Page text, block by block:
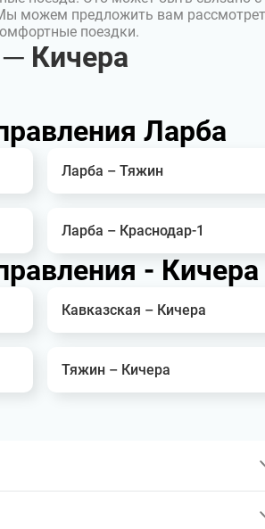
можем предложить вам
поездки.
Кичера
Ларба
Ларба – Тяжин
Ларба – Краснодар-1
- Кичера
Кавказская – Кичера
Тяжин – Кичера